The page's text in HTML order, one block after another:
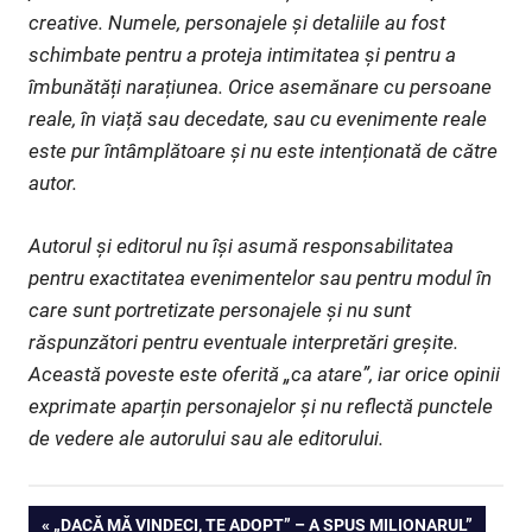
creative. Numele, personajele și detaliile au fost
schimbate pentru a proteja intimitatea și pentru a
îmbunătăți narațiunea. Orice asemănare cu persoane
reale, în viață sau decedate, sau cu evenimente reale
este pur întâmplătoare și nu este intenționată de către
autor.
Autorul și editorul nu își asumă responsabilitatea
pentru exactitatea evenimentelor sau pentru modul în
care sunt portretizate personajele și nu sunt
răspunzători pentru eventuale interpretări greșite.
Această poveste este oferită „ca atare”, iar orice opinii
exprimate aparțin personajelor și nu reflectă punctele
de vedere ale autorului sau ale editorului.
PREVIOUS
„DACĂ MĂ VINDECI, TE ADOPT” – A SPUS MILIONARUL”